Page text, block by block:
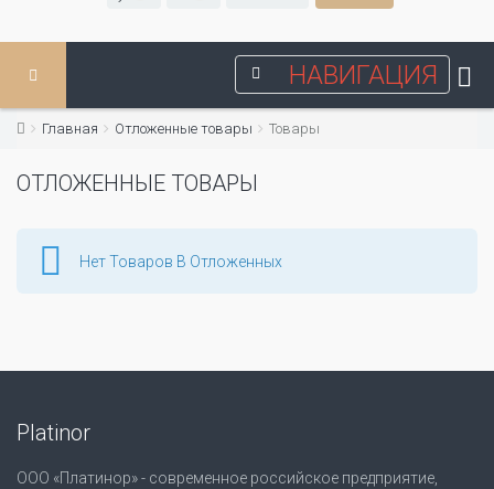
НАВИГАЦИЯ
Главная Отложенные товары Товары
ОТЛОЖЕННЫЕ ТОВАРЫ
Нет Товаров В Отложенных
Platinor
ООО «Платинор» - современное российское предприятие,